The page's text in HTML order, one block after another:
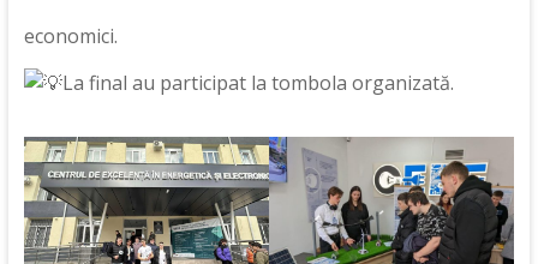
economici.
La final au participat la tombola organizată.